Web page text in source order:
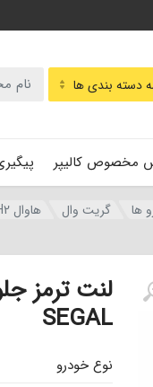
مخصوص کالیپر
دسته بندی ها
ها گریت وال هاوال H2
SEGAL
نوع خودرو